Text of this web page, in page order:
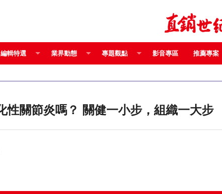
編輯特選 業界動態 專題觀點 影音專區 推薦專案
你的團隊有退化性關節炎嗎？ 關健一小步，組織一大步